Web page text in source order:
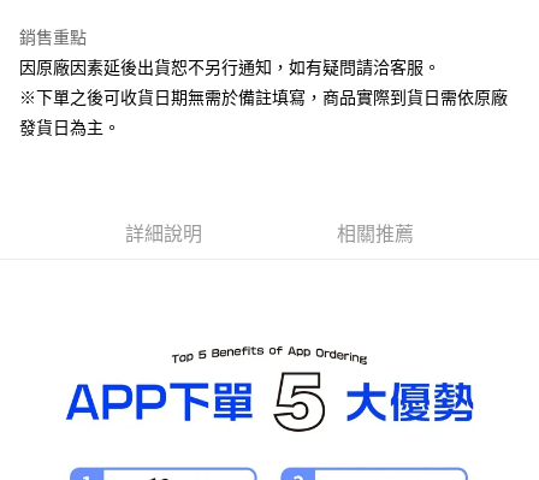
運送方式
預購-全家取貨付款(舊)
預購-7-11取貨付款(舊)
每筆NT$90，滿NT$3,000(含以上)免運費
預購-宅配(舊)
每筆NT$120，滿NT$3,000(含以上)免運費
預購-宅配(離島)(舊)
銷售重點
因原廠因素延後出貨恕不另行通知，如有疑問請洽客服。
※下單之後可收貨日期無需於備註填寫，商品實際到貨日需依原廠
發貨日為主。
詳細說明 相關推薦